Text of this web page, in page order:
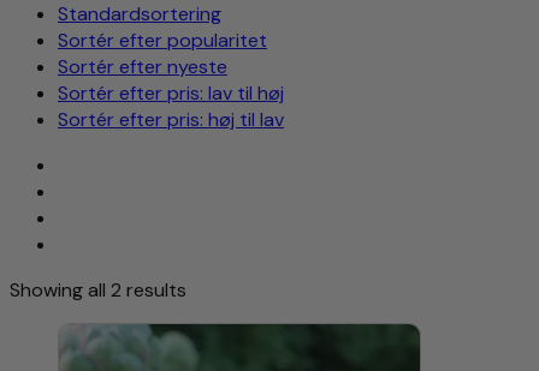
Standardsortering
Sortér efter popularitet
Sortér efter nyeste
Sortér efter pris: lav til høj
Sortér efter pris: høj til lav
Showing all 2 results